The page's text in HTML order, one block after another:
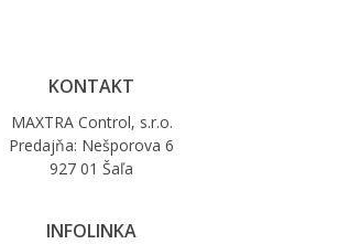
KONTAKT
MAXTRA Control, s.r.o.
Predajňa: Nešporova 6
927 01 Šaľa
INFOLINKA